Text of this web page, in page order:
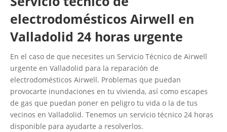
electrodomésticos Airwell en
Valladolid 24 horas urgente
En el caso de que necesites un Servicio Técnico de Airwell
urgente en Valladolid para la reparación de
electrodomésticos Airwell. Problemas que puedan
provocarte inundaciones en tu vivienda, así como escapes
de gas que puedan poner en peligro tu vida o la de tus
vecinos en Valladolid. Tenemos un servicio técnico 24 horas
disponible para ayudarte a resolverlos.